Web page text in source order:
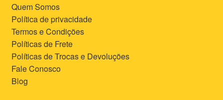
Quem Somos
Política de privacidade
Termos e Condições
Políticas de Frete
Políticas de Trocas e Devoluções
Fale Conosco
Blog